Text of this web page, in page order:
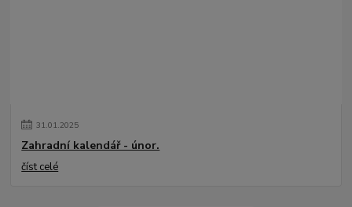
31.01.2025
Zahradní kalendář - únor.
číst celé